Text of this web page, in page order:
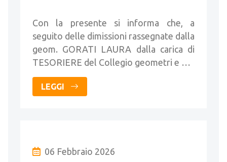
Con la presente si informa che, a
seguito delle dimissioni rassegnate dalla
geom. GORATI LAURA dalla carica di
TESORIERE del Collegio geometri e …
LEGGI
06 Febbraio 2026